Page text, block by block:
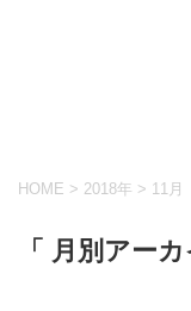
HOME > 2018年 > 11月
「 月別アー